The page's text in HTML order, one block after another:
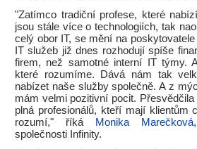
"Zatímco tradiční profese, které
jsou stále více o technologiích, tak
celý obor IT, se mění na
IT služeb již dnes rozhodují spíše
firem, než samotné interní IT týmy.
které rozumíme. Dává nám tak
nabízet naše služby společně. A z
mám velmi pozitivní pocit.
plná profesionálů, kteří mají klientům
rozumí," říká
Monika Marečková
společnosti Infinity.